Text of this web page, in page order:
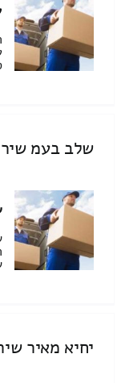
שלב בעמ
יחיא מאיר